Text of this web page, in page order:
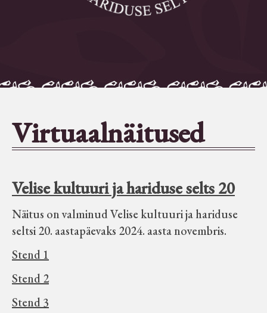
Seltsid-ühingud
Tuletõrje
Õpperada
Muud koduloolist Velise mailt
Virtuaalnäitused
Velise kultuuri ja hariduse selts 20
Näitus on valminud Velise kultuuri ja hariduse
seltsi 20. aastapäevaks 2024. aasta novembris.
Stend 1
Stend 2
Stend 3